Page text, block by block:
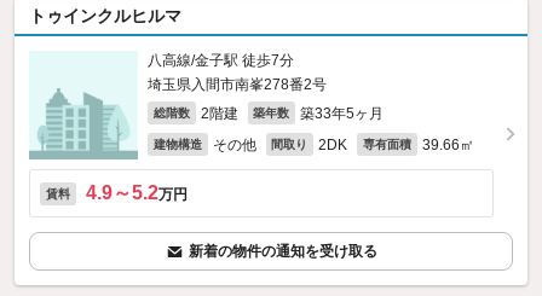
トゥインクルヒルマ
八高線/金子駅 徒歩7分
埼玉県入間市南峯278番2号
総階数 2階建 築年数 築33年5ヶ月
建物構造 その他 間取り 2DK 専有面積 39.66㎡
賃料 4.9～5.2万円
新着の物件の通知を受け取る